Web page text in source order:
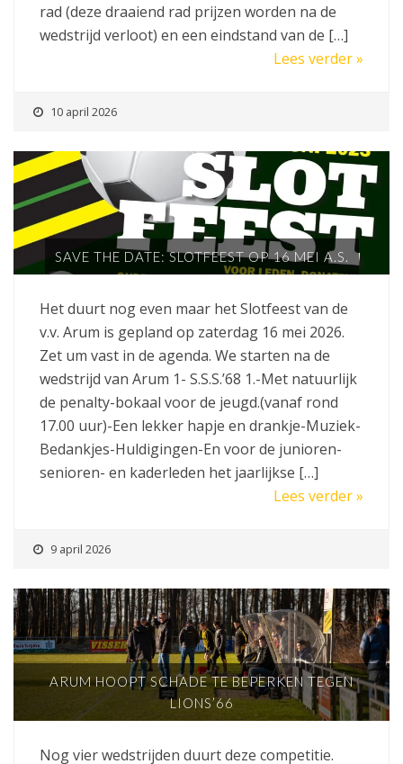
rad (deze draaiend rad prijzen worden na de
wedstrijd verloot) en een eindstand van de […]
Lees verder »
10 april 2026
SAVE THE DATE: SLOTFEEST OP 16 MEI A.S.
Het duurt nog even maar het Slotfeest van de
v.v. Arum is gepland op zaterdag 16 mei 2026.
Zet um vast in de agenda. We starten na de
wedstrijd van Arum 1- S.S.S.’68 1.-Met natuurlijk
de penalty-bokaal voor de jeugd.(vanaf rond
17.00 uur)-Een lekker hapje en drankje-Muziek-
Bedankjes-Huldigingen-En voor de junioren-
senioren- en kaderleden het jaarlijkse […]
Lees verder »
9 april 2026
ARUM HOOPT SCHADE TE BEPERKEN TEGEN
LIONS’66
Nog vier wedstrijden duurt deze competitie.